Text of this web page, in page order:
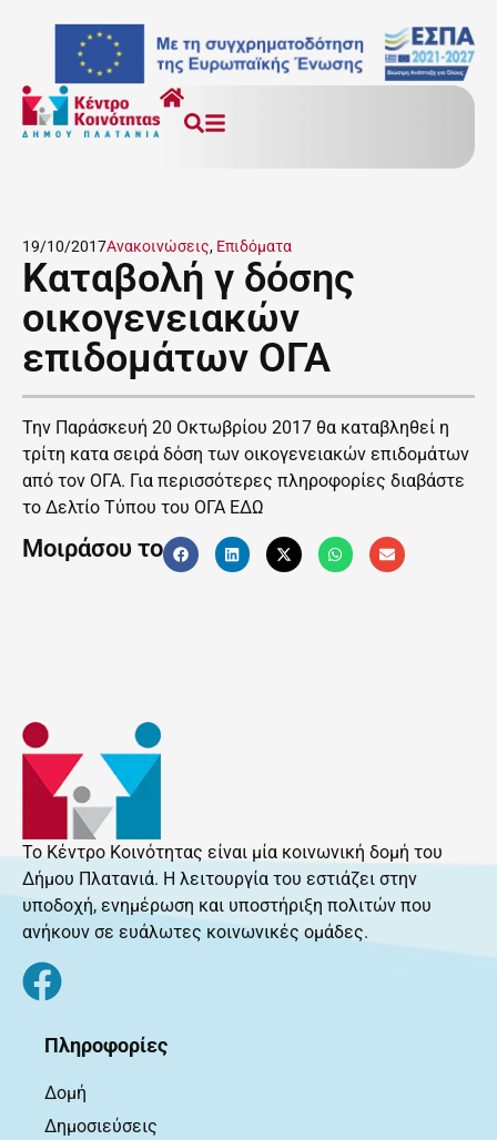
19/10/2017Ανακοινώσεις, Επιδόματα
Καταβολή γ δόσης
οικογενειακών
επιδομάτων ΟΓΑ
Την Παράσκευή 20 Οκτωβρίου 2017 θα καταβληθεί η
τρίτη κατα σειρά δόση των οικογενειακών επιδομάτων
από τον ΟΓΑ. Για περισσότερες πληροφορίες διαβάστε
το Δελτίο Τύπου του ΟΓΑ ΕΔΩ
Μοιράσου το
Το Κέντρο Κοινότητας είναι μία κοινωνική δομή του
Δήμου Πλατανιά. Η λειτουργία του εστιάζει στην
υποδοχή, ενημέρωση και υποστήριξη πολιτών που
ανήκουν σε ευάλωτες κοινωνικές ομάδες.
Πληροφορίες
Δομή
Δημοσιεύσεις